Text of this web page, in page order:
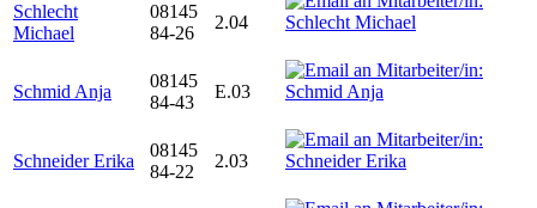
Schlecht
Michael
08145
84-26
2.04
Schmid Anja
08145
84-43
E.03
Schneider Erika
08145
84-22
2.03